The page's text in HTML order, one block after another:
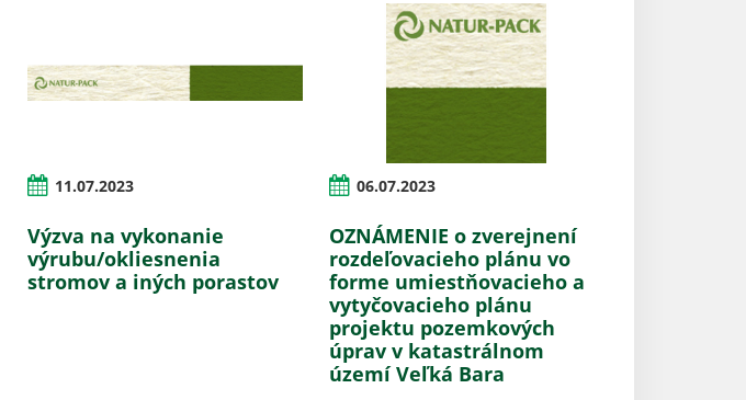
11.07.2023
Výzva na vykonanie
výrubu/okliesnenia
stromov a iných porastov
06.07.2023
OZNÁMENIE o zverejnení
rozdeľovacieho plánu vo
forme umiestňovacieho a
vytyčovacieho plánu
projektu pozemkových
úprav v katastrálnom
území Veľká Bara